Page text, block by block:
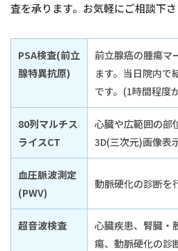
査を承ります。お気軽にご相談下さ
PSA検査(前立
腺特異抗原)
前立腺癌の腫瘍マ
ます。当日院内で
です。(1時間程度
80列マルチス
ライスCT
心臓や広範囲の部
3D(三次元)画像表
血圧脈波測定
(PWV)
動脈硬化の診断を
超音波検査
心臓疾患、腎臓・
瘍、動脈硬化の診